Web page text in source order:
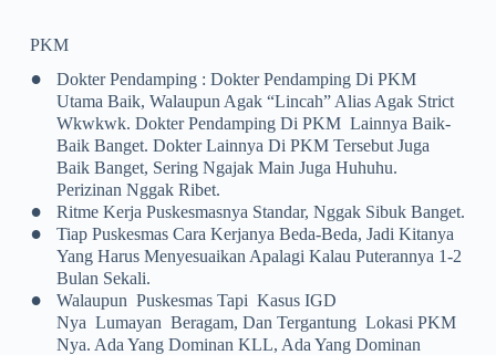
PKM
•
Dokter Pendamping : Dokter Pendamping Di PKM
Utama Baik, Walaupun Agak “lincah” Alias Agak Strict
Wkwkwk. Dokter Pendamping Di PKM Lainnya Baik-
Baik Banget. Dokter Lainnya Di PKM Tersebut Juga
Baik Banget, Sering Ngajak Main Juga Huhuhu.
Perizinan Nggak Ribet.
• Ritme Kerja Puskesmasnya Standar, Nggak Sibuk Banget.
•
Tiap Puskesmas Cara Kerjanya Beda-Beda, Jadi Kitanya
Yang Harus Menyesuaikan Apalagi Kalau Puterannya 1-2
Bulan Sekali.
•
Walaupun Puskesmas Tapi Kasus IGD
Nya Lumayan Beragam, Dan Tergantung Lokasi PKM
Nya. Ada Yang Dominan KLL, Ada Yang Dominan